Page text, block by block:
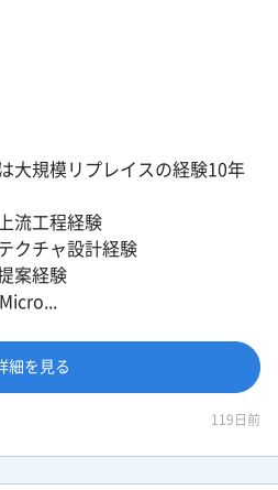
大規模リプレイスの経験10年
流工程経験
クチャ設計経験
案経験
細を見る
119日前